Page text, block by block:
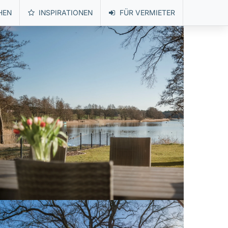
INSPIRATIONEN FÜR VERMIETER